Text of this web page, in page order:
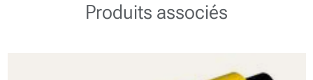
Produits associés